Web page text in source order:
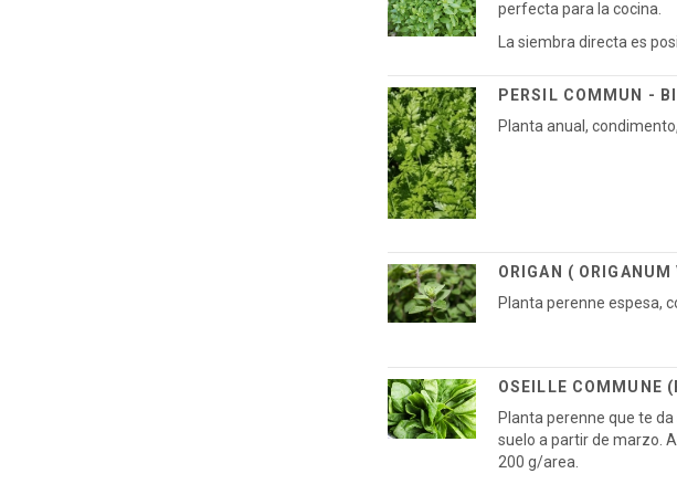
perfecta para la cocina.
La siembra directa es
PERSIL COMMUN -
Planta anual,
ORIGAN (
Planta perenne espesa,
OSEILLE COMMUNE
Planta perenne que te
suelo a partir de marzo.
200 g/area.